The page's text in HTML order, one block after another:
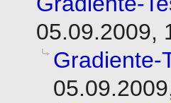
05.09.2009,
Gradiente-